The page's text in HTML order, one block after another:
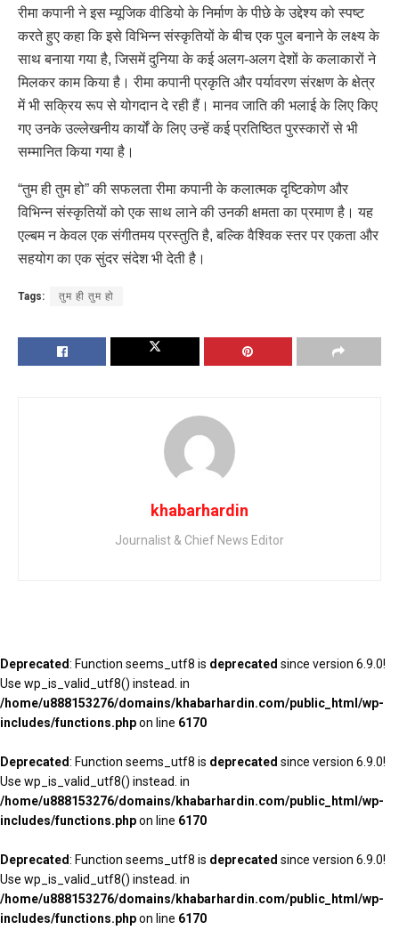
रीमा कपानी ने इस म्यूजिक वीडियो के निर्माण के पीछे के उद्देश्य को स्पष्ट
करते हुए कहा कि इसे विभिन्न संस्कृतियों के बीच एक पुल बनाने के लक्ष्य के
साथ बनाया गया है, जिसमें दुनिया के कई अलग-अलग देशों के कलाकारों ने
मिलकर काम किया है। रीमा कपानी प्रकृति और पर्यावरण संरक्षण के क्षेत्र
में भी सक्रिय रूप से योगदान दे रही हैं। मानव जाति की भलाई के लिए किए
गए उनके उल्लेखनीय कार्यों के लिए उन्हें कई प्रतिष्ठित पुरस्कारों से भी
सम्मानित किया गया है।
“तुम ही तुम हो” की सफलता रीमा कपानी के कलात्मक दृष्टिकोण और
विभिन्न संस्कृतियों को एक साथ लाने की उनकी क्षमता का प्रमाण है। यह
एल्बम न केवल एक संगीतमय प्रस्तुति है, बल्कि वैश्विक स्तर पर एकता और
सहयोग का एक सुंदर संदेश भी देती है।
Tags: तुम ही तुम हो
khabarhardin
Journalist & Chief News Editor
Deprecated: Function seems_utf8 is deprecated since version 6.9.0!
Use wp_is_valid_utf8() instead. in
/home/u888153276/domains/khabarhardin.com/public_html/wp-
includes/functions.phpon line 6170
Deprecated: Function seems_utf8 is deprecated since version 6.9.0!
Use wp_is_valid_utf8() instead. in
/home/u888153276/domains/khabarhardin.com/public_html/wp-
includes/functions.phpon line 6170
Deprecated: Function seems_utf8 is deprecated since version 6.9.0!
Use wp_is_valid_utf8() instead. in
/home/u888153276/domains/khabarhardin.com/public_html/wp-
includes/functions.phpon line 6170